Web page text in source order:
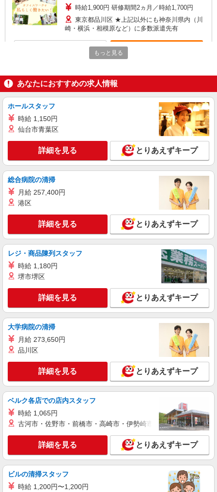
時給1,900円 研修期間2ヵ月／時給1,700円
東京都品川区 ★上記以外にも神奈川県内（川
崎・横浜・相模原など）に多数派遣先有
LAPI-Staff株式会社 本社/軽作業窓口
一般事務
時給1,900円 研修期間2ヵ月／時給1,700円
東京都品川区 ★上記以外にも神奈川県内（川
崎・横浜・相模原など）に多数派遣先有
キープ 詳細を見る
株式会社リジョイスカンパニー（11921602）
一般事務
月給22万7000円以上 ※研修期間2ヶ月間は給
NTT東日本関東病院（東京都品川区東五反田5
キープ 詳細を見る
正社員 職業紹介
生命保険会社の一般事務
月給274,000円〜549,100円(残業代別) 年収
4,100,000円 〜8,400,000円(賞与・残業代含む)
慮し、経験・能力に応じて決定します。 ※非管理
職としての採用を想定しています。
東京都品川区大崎2-1-1 Think Park Tower 23
階 （変更の範囲）会社の定める事業所（在宅勤務
詳細を見る
正社員 職業紹介
ニッセイ・ウェルス生命保険株式会社
生命保険会社の一般事務
月給361,500円〜730,700円(残業代別) 年収
6,000,000円 〜11,179,000円(残業手当、賞与込み)
慮し、経験・能力に応じて決定します。 ※非管理
職あるいはラインを持たない管理職としての採用
を想定しています。 ※管理職採用の場合は「管理
監督者」に該当するため、時間外・休日労働に対
する割増賃金の支給対象外となります。 【給与更
改】年1回(7月) 【賃金形態】月給制
東京都品川区大崎2-1-1 Think Park Tower （変
更の範囲）会社の定める事業所
キープ 詳細を見る
正社員 職業紹介
もっと見る
あなたにおすすめの求人情報
ホールスタッフ
時給 1,150円
仙台市青葉区
詳細を見る とりあえずキープ
総合病院の清掃
月給 257,400円
港区
詳細を見る とりあえずキープ
レジ・商品陳列スタッフ
時給 1,180円
堺市堺区
詳細を見る とりあえずキープ
大学病院の清掃
月給 273,650円
品川区
詳細を見る とりあえずキープ
ベルク各店での店内スタッフ
時給 1,065円
古河市・佐野市・前橋市・高崎市・伊勢崎市・太田市・館林市
詳細を見る とりあえずキープ
ビルの清掃スタッフ
時給 1,200円〜1,200円